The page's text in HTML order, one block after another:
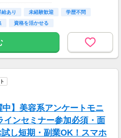
給あり 未経験歓迎
学歴不問
資格を活かせる
中】美容系アンケートモニ
インセミナー参加必須・面
し短期・副業OK！スマホ